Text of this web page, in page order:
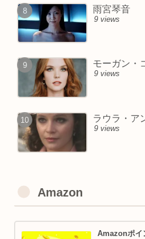
雨宮琴音
9 views
モーガン・
9 views
ラウラ・ア
9 views
Amazon
Amazonポイ